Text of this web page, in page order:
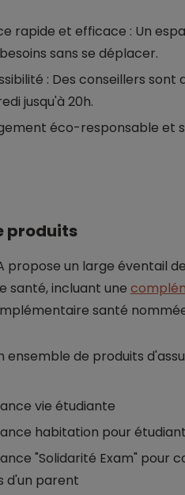
rapide et efficace : Un
sans se déplacer.
: Des conseillers sont
jusqu'à 20h.
éco-responsable et
produits
propose un large éventail
santé, incluant une
santé
ensemble de produits
vie étudiante
habitation pour
"Solidarité Exam" pour
d'un parent